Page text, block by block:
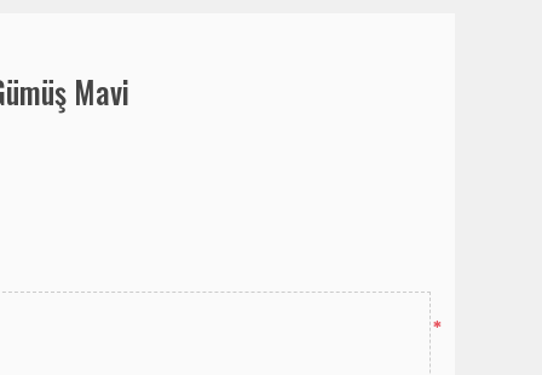
Mavi
*